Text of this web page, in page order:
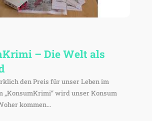
– Die Welt als
den Preis für unser Leben im
„KonsumKrimi“ wird unser Konsum
kommen...